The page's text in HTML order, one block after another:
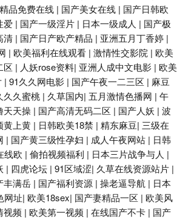
品免费在线 | 国产美女在线 | 国产日韩欧
爱 | 国产一级淫片 | 日本一级成人 | 国产极
清 | 国产日产欧产精品 | 亚洲五月丁香婷 |
| 欧美福利在线观看 | 激情性交影院 | 欧美
区 | 人妖rose资料| 亚洲人成中文电影 | 欧美
| 91久久网电影 | 国产午夜一二三区 | 麻豆
久久蜜桃 | 久草国内| 五月激情色播网 | 午
天天操 | 国产高清无码二区 | 国产人妖 | 波
黄上黄 | 日韩欧美18禁 | 精东麻豆| 三级在
| 国产黄三级性孕妇 | 成人午夜网站 | 日韩
线欧 | 偷拍视频福利 | 日本三片战争与人 |
| 四虎论坛 | 91区域涩| 久草在线资源站片 |
丰满岳 | 国产福利资源 | 操老逼导航 | 日本
网址| 欧美18sex| 国产妻精品一区 | 欧美风
视频 | 欧美第一视频 | 在线国产不卡 | 国产